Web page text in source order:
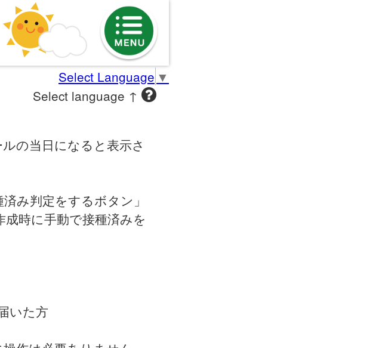
Select Language ▼
Select language ↑
の当日になると表示さ
み判定をするボタン」
時に手動で接種済みを
いた方